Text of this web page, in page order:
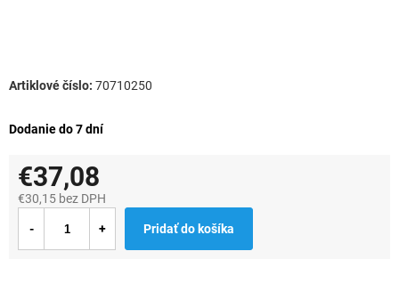
Dodanie do 7 dní
70710250
€37,08
€30,15 bez DPH
cena:
Pridať do košíka